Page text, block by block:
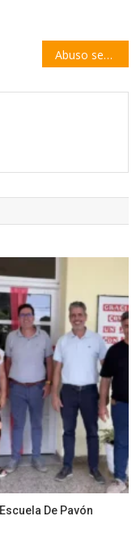
Abuso sexual en Máximo Paz: «Es un problemita que nos ha aparecido»
De Pavón